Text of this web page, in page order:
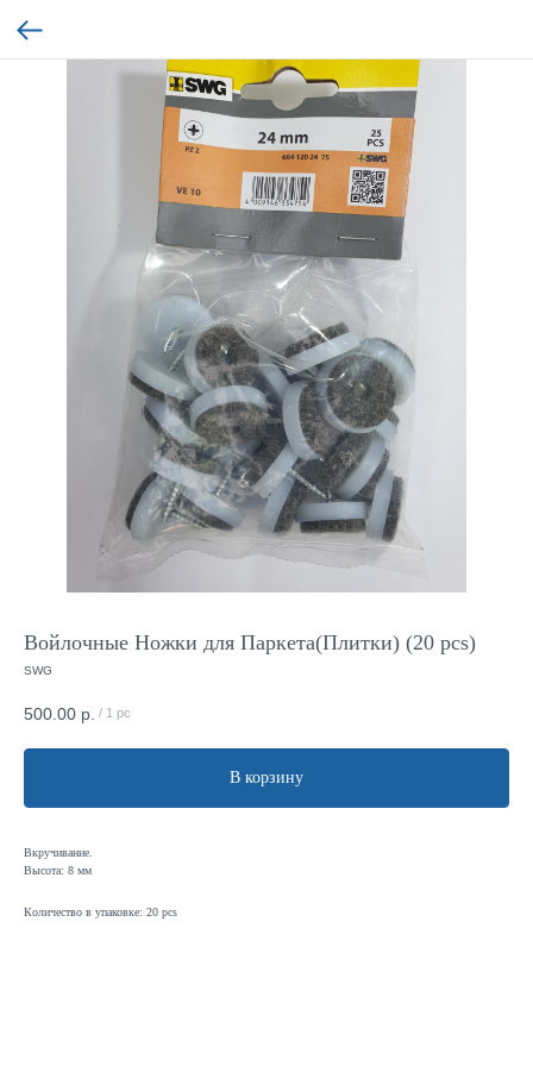
Войлочные Ножки для Паркета(Плитки) (20 pcs)
SWG
500.00 р. / 1 pc
В корзину
Вкручивание.
Высота: 8 мм
Количество в упаковке: 20 pcs